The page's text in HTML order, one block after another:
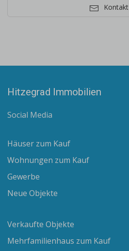
Kontakt
Hitzegrad Immobilien
Social Media
Häuser zum Kauf
Wohnungen zum Kauf
Gewerbe
Neue Objekte
Verkaufte Objekte
Mehrfamilienhaus zum Kauf